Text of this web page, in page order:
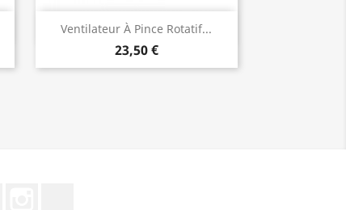
Ventilateur À Pince Rotatif...
23,50 €
Vorschau